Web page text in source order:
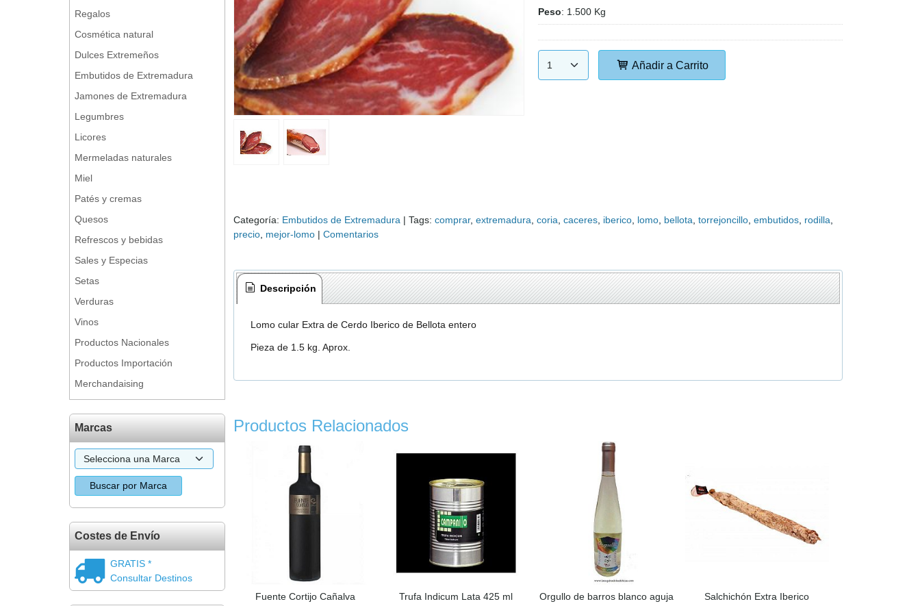
Regalos
Cosmética natural
Dulces Extremeños
Embutidos de Extremadura
Jamones de Extremadura
Legumbres
Licores
Mermeladas naturales
Miel
Patés y cremas
Quesos
Refrescos y bebidas
Sales y Especias
Setas
Verduras
Vinos
Productos Nacionales
Productos Importación
Merchandaising
Marcas
Costes de Envío
GRATIS *
Consultar Destinos
Peso: 1.500 Kg
Añadir a Carrito
Categoría: Embutidos de Extremadura | Tags: comprar extremadura coria caceres iberico lomo bellota torrejoncillo embutidos rodilla
precio mejor-lomo | Comentarios
Descripción
Lomo cular Extra de Cerdo Iberico de Bellota entero
Pieza de 1.5 kg. Aprox.
Productos Relacionados
Fuente Cortijo Cañalva Trufa Indicum Lata 425 ml Orgullo de barros blanco aguja Salchichón Extra Iberico